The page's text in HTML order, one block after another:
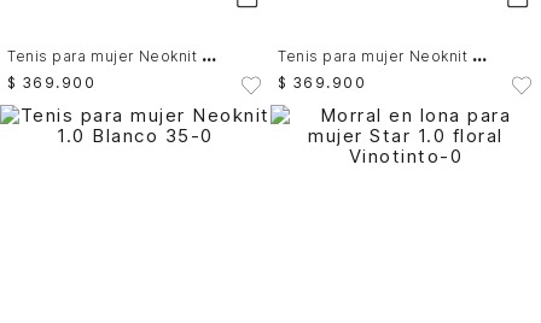
T
enis para mujer Neoknit 1.0
$ 369 . 900
T
enis para mujer Neoknit 1.0
$ 369 . 900